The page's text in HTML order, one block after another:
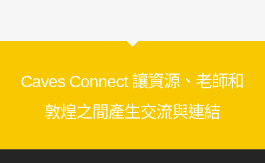
Link
Caves Connect 讓資源、老師和
敦煌之間產生交流與連結